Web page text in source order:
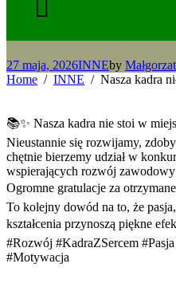
27 maja, 2026INNEby
Home
INNE Nasza kadra
📚✨ Nasza kadra nie stoi w
Nieustannie się rozwijamy,
chętnie bierzemy udział w
wspierających rozwój
Ogromne gratulacje za
To kolejny dowód na to, że
kształcenia przynoszą piękne
#Rozwój #KadraZSercem
#Motywacja